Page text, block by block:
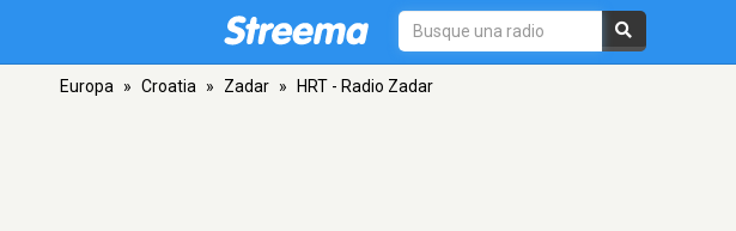
Europa » Croatia » Zadar » HRT - Radio Zadar